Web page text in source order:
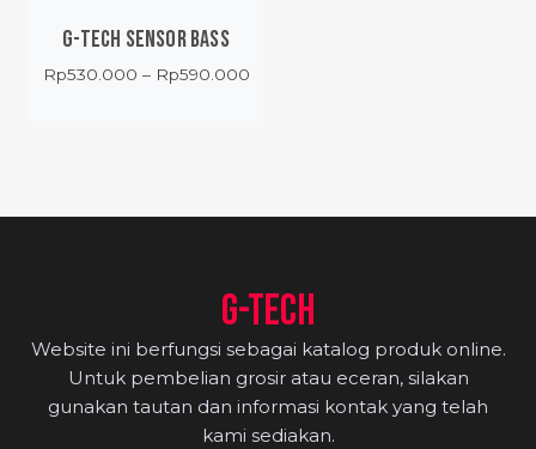
G-TECH SENSOR BASS
Rp530.000 – Rp590.000Price
G-TECH
Website ini berfungsi sebagai katalog produk online.
Untuk pembelian grosir atau eceran, silakan
gunakan tautan dan informasi kontak yang telah
kami sediakan.